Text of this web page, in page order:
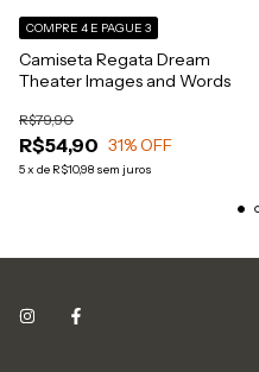
Camiseta Regata Dream
Theater Images and Words
R$54,90
R$79,90
31% OFF
5x de R$10,98 sem juros
COMPRE 4 E PAGUE 3